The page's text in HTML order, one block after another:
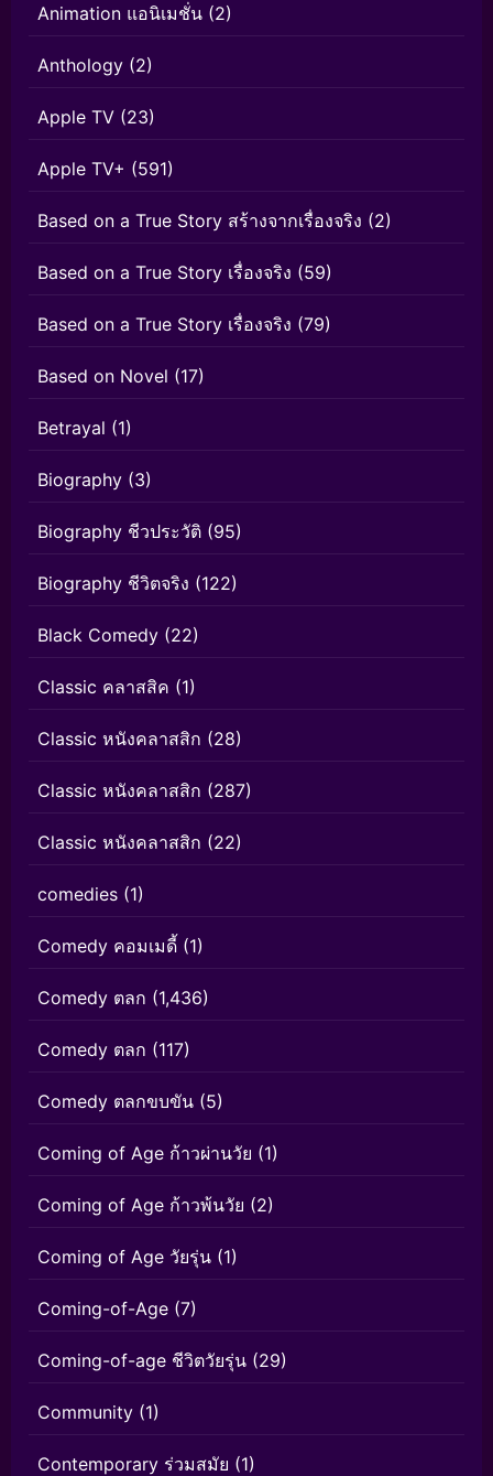
Animation แอนิเมชั่น (2)
Anthology (2)
Apple TV (23)
Apple TV+ (591)
Based on a True Story สร้างจากเรื่องจริง (2)
Based on a True Story เรื่องจริง (59)
Based on a True Story เรื่องจริง (79)
Based on Novel (17)
Betrayal (1)
Biography (3)
Biography ชีวประวัติ (95)
Biography ชีวิตจริง (122)
Black Comedy (22)
Classic คลาสสิค (1)
Classic หนังคลาสสิก (28)
Classic หนังคลาสสิก (287)
Classic หนังคลาสสิก (22)
comedies (1)
Comedy คอมเมดี้ (1)
Comedy ตลก (1,436)
Comedy ตลก (117)
Comedy ตลกขบขัน (5)
Coming of Age ก้าวผ่านวัย (1)
Coming of Age ก้าวพ้นวัย (2)
Coming of Age วัยรุ่น (1)
Coming-of-Age (7)
Coming-of-age ชีวิตวัยรุ่น (29)
Community (1)
Contemporary ร่วมสมัย (1)